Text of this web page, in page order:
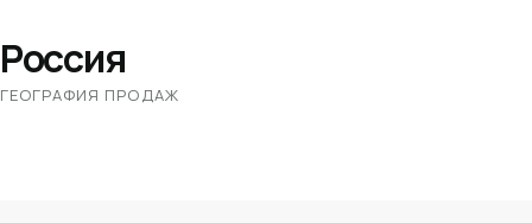
Россия
ГЕОГРАФИЯ ПРОДАЖ